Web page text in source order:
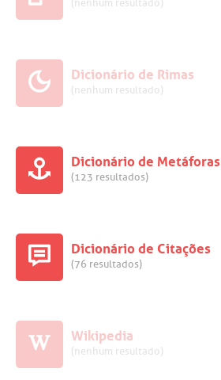
(nenhum resultado)
Dicionário de Rimas
(nenhum resultado)
Dicionário de Metáforas
(123 resultados)
Dicionário de Citações
(76 resultados)
Wikipedia
(nenhum resultado)